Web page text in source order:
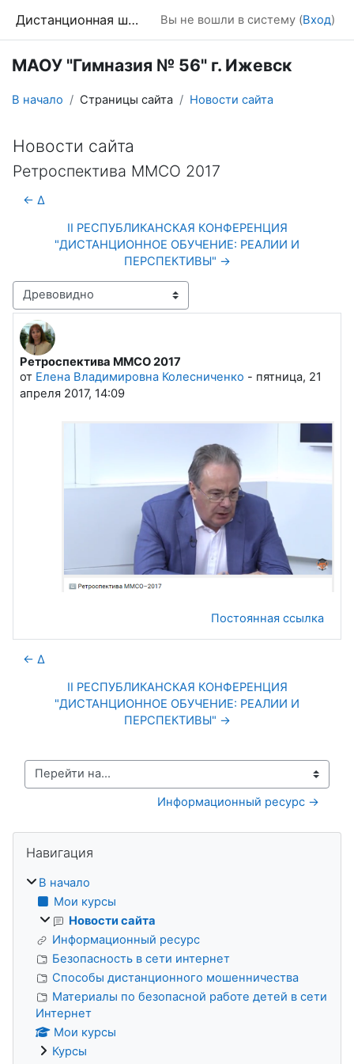
Дистанционная школа Вы не вошли в систему (Вход)
МАОУ "Гимназия № 56" г. Ижевск
В начало Страницы сайта Новости сайта
Новости сайта
Ретроспектива ММСО 2017
← ∆
II РЕСПУБЛИКАНСКАЯ КОНФЕРЕНЦИЯ
"ДИСТАНЦИОННОЕ ОБУЧЕНИЕ: РЕАЛИИ И
ПЕРСПЕКТИВЫ" →
Режим отображения
Ретроспектива ММСО 2017
от Елена Владимировна Колесниченко - пятница, 21
апреля 2017, 14:09
Количество ответов: 0
Постоянная ссылка
← ∆
II РЕСПУБЛИКАНСКАЯ КОНФЕРЕНЦИЯ
"ДИСТАНЦИОННОЕ ОБУЧЕНИЕ: РЕАЛИИ И
ПЕРСПЕКТИВЫ" →
Перейти на...
Информационный ресурс →
Блоки
Навигация
В начало
Мои курсы
Новости сайта
Информационный ресурс
Безопасность в сети интернет
Способы дистанционного мошенничества
Материалы по безопасной работе детей в сети
Интернет
Мои курсы
Курсы